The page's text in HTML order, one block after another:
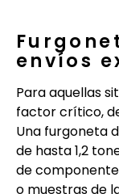
envíos
Para aquellas
factor crítico,
Una furgoneta
de hasta 1,2
de
o muestras de